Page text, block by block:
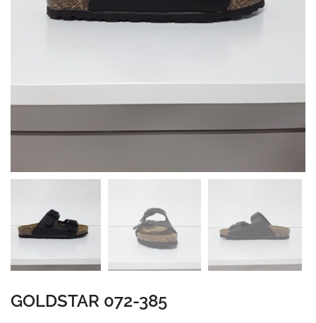
GOLDSTAR 072-385